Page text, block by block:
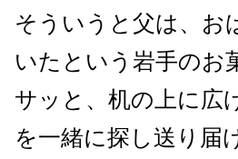
そういうと父は、お
いたという岩手のお
サッと、机の上に広
を一緒に探し送り届